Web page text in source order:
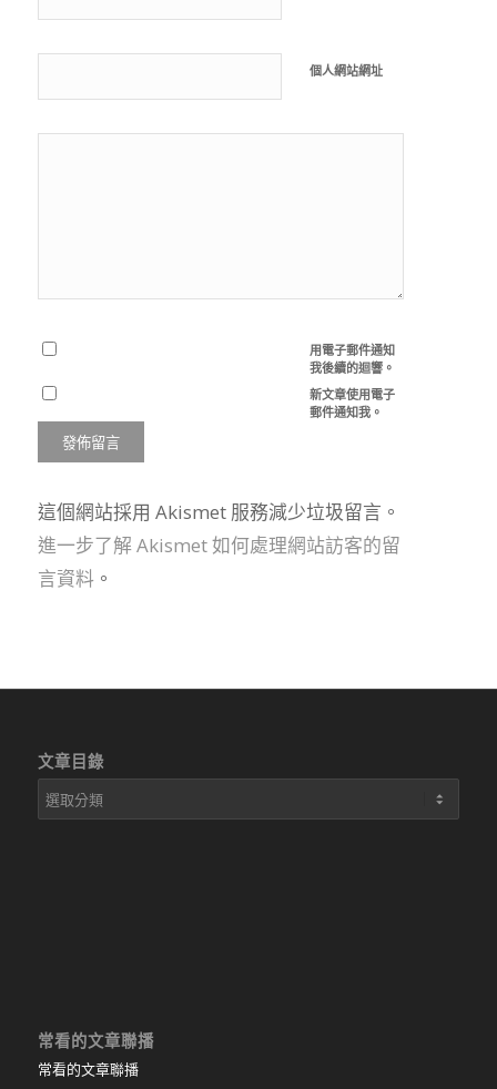
個人網站網址
用電子郵件通知
我後續的迴響。
新文章使用電子
郵件通知我。
這個網站採用 Akismet 服務減少垃圾留言。
進一步了解 Akismet 如何處理網站訪客的留
言資料。
文章目錄
文
章
常看的文章聯播
常看的文章聯播